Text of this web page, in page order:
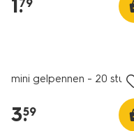
1.
79
mini gelpennen - 20 stuks
3.
59